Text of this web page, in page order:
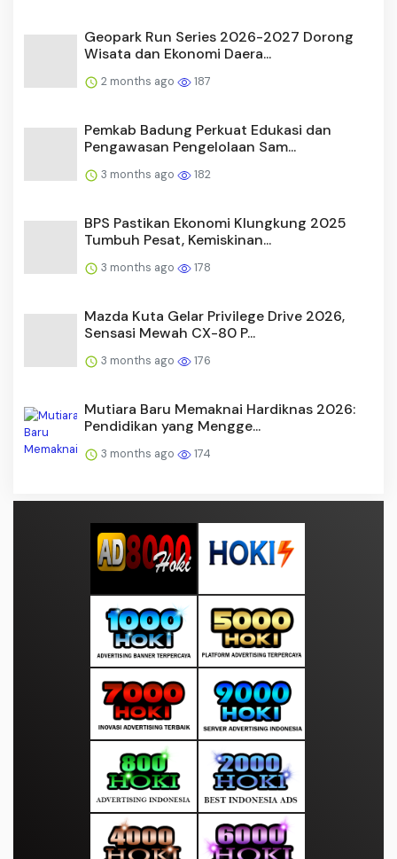
Geopark Run Series 2026-2027 Dorong
Wisata dan Ekonomi Daera...
2 months ago 187
Pemkab Badung Perkuat Edukasi dan
Pengawasan Pengelolaan Sam...
3 months ago 182
BPS Pastikan Ekonomi Klungkung 2025
Tumbuh Pesat, Kemiskinan...
3 months ago 178
Mazda Kuta Gelar Privilege Drive 2026,
Sensasi Mewah CX-80 P...
3 months ago 176
Mutiara Baru Memaknai Hardiknas 2026:
Pendidikan yang Mengge...
3 months ago 174